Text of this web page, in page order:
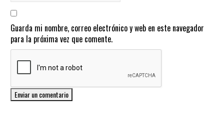
Guarda mi nombre, correo electrónico y web en este navegador
para la próxima vez que comente.